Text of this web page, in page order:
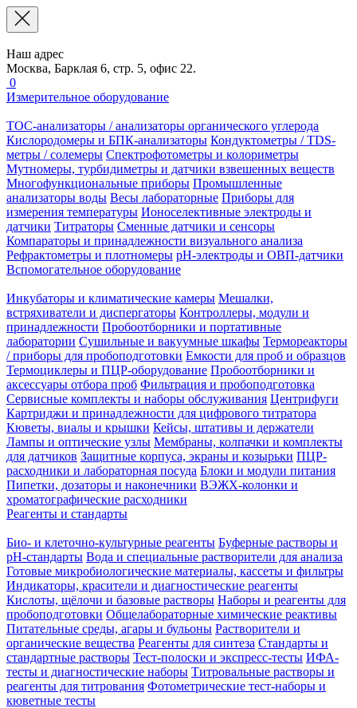
Наш адрес
Москва, Барклая 6, стр. 5, офис 22.
0
Измерительное оборудование
TOC-анализаторы / анализаторы органического углерода
Кислородомеры и БПК-анализаторы Кондуктометры / TDS-
метры / солемеры Спектрофотометры и колориметры
Мутномеры, турбидиметры и датчики взвешенных веществ
Многофункциональные приборы Промышленные
анализаторы воды Весы лабораторные Приборы для
измерения температуры Ионоселективные электроды и
датчики Титраторы Сменные датчики и сенсоры
Компараторы и принадлежности визуального анализа
Рефрактометры и плотномеры pH-электроды и ОВП-датчики
Вспомогательное оборудование
Инкубаторы и климатические камеры Мешалки,
встряхиватели и диспергаторы Контроллеры, модули и
принадлежности Пробоотборники и портативные
лаборатории Сушильные и вакуумные шкафы Термореакторы
/ приборы для пробоподготовки Емкости для проб и образцов
Термоциклеры и ПЦР-оборудование Пробоотборники и
аксессуары отбора проб Фильтрация и пробоподготовка
Сервисные комплекты и наборы обслуживания Центрифуги
Картриджи и принадлежности для цифрового титратора
Кюветы, виалы и крышки Кейсы, штативы и держатели
Лампы и оптические узлы Мембраны, колпачки и комплекты
для датчиков Защитные корпуса, экраны и козырьки ПЦР-
расходники и лабораторная посуда Блоки и модули питания
Пипетки, дозаторы и наконечники ВЭЖХ-колонки и
хроматографические расходники
Реагенты и стандарты
Био- и клеточно-культурные реагенты Буферные растворы и
pH-стандарты Вода и специальные растворители для анализа
Готовые микробиологические материалы, кассеты и фильтры
Индикаторы, красители и диагностические реагенты
Кислоты, щёлочи и базовые растворы Наборы и реагенты для
пробоподготовки Общелабораторные химические реактивы
Питательные среды, агары и бульоны Растворители и
органические вещества Реагенты для синтеза Стандарты и
стандартные растворы Тест-полоски и экспресс-тесты ИФА-
тесты и диагностические наборы Титровальные растворы и
реагенты для титрования Фотометрические тест-наборы и
кюветные тесты